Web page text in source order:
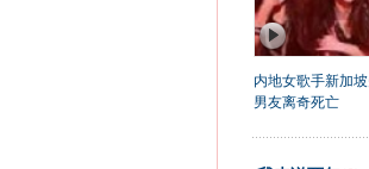
内地女歌手新加
男友离奇死亡